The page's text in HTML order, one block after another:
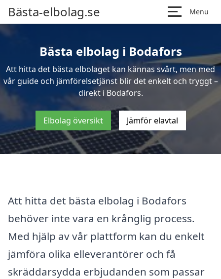
Bästa-elbolag.se Menu
Bästa elbolag i Bodafors
Att hitta det bästa elbolaget kan kännas svårt, men med
vår guide och jämförelsetjänst blir det enkelt och tryggt –
direkt i Bodafors.
Elbolag översikt Jämför elavtal
Att hitta det bästa elbolag i Bodafors
behöver inte vara en krånglig process.
Med hjälp av vår plattform kan du enkelt
jämföra olika elleverantörer och få
skräddarsydda erbjudanden som passar